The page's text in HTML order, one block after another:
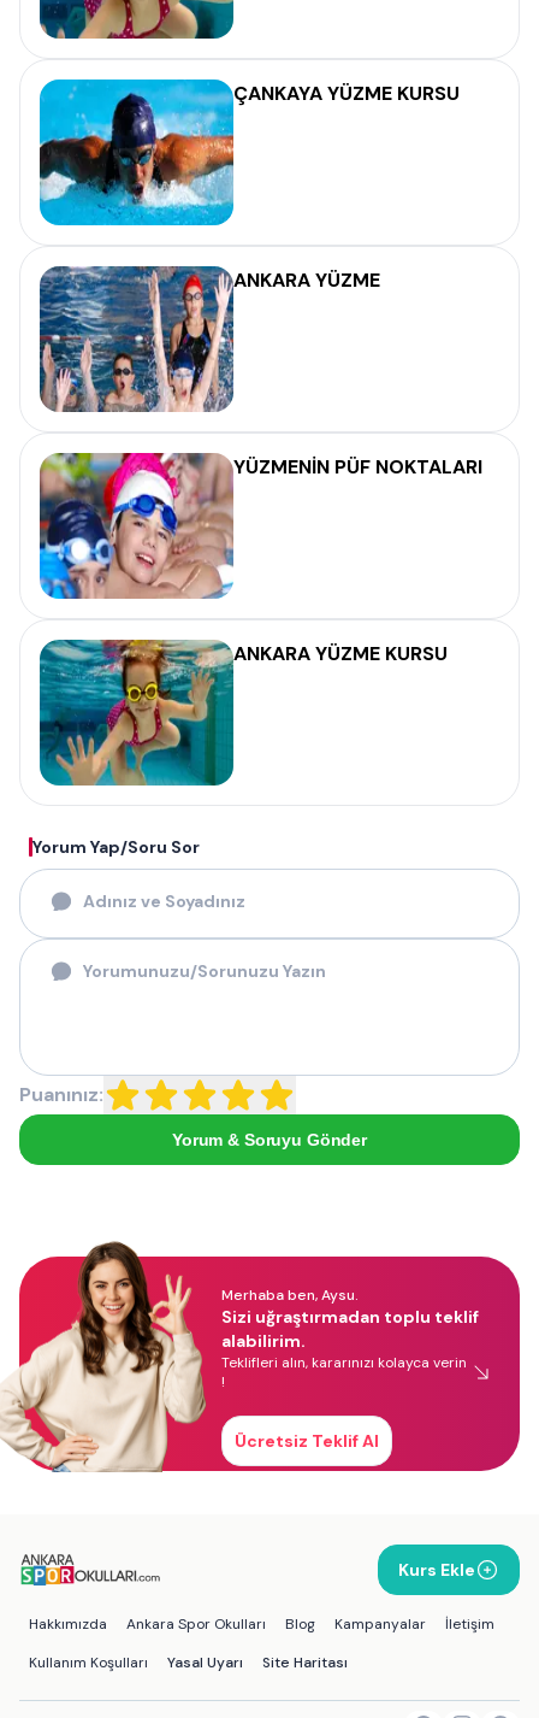
ÇANKAYA YÜZME KURSU
ANKARA YÜZME
YÜZMENİN PÜF NOKTALARI
ANKARA YÜZME KURSU
Yorum Yap/Soru Sor
Puanınız:
Yorum & Soruyu Gönder
Merhaba ben, Aysu.
Sizi uğraştırmadan toplu teklif
alabilirim.
Teklifleri alın, kararınızı kolayca verin
!
Ücretsiz Teklif Al
Kurs Ekle
Hakkımızda Ankara Spor Okulları Blog Kampanyalar
İletişim
Kullanım Koşulları
Yasal Uyarı Site Haritası